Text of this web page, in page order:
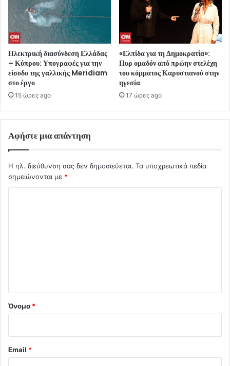
Ηλεκτρική διασύνδεση Ελλάδας
– Κύπρου: Υπογραφές για την
είσοδο της γαλλικής Meridiam
στο έργο
15 ώρες ago
«Ελπίδα για τη Δημοκρατία»:
Πυρ ομαδόν από πρώην στελέχη
του κόμματος Καρυστιανού στην
ηγεσία
17 ώρες ago
Αφήστε μια απάντηση
Η ηλ. διεύθυνση σας δεν δημοσιεύεται. Τα υποχρεωτικά πεδία
σημειώνονται με *
Όνομα *
Email *